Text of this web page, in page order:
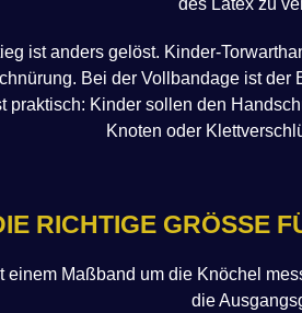
ist anders gelöst. Kinder-
Bei der Vollbandage ist
praktisch: Kinder sollen den
Knoten oder
RICHTIGE GRÖSSE
einem Maßband um die Knöchel
die